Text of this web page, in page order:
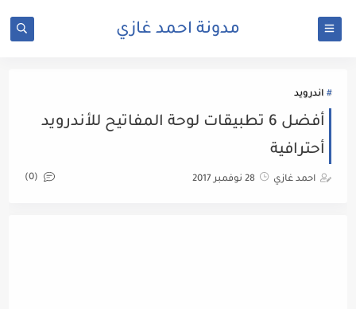
مدونة احمد غازي
اندرويد
أفضل 6 تطبيقات لوحة المفاتيح للأندرويد
أحترافية
احمد غازي 28 نوفمبر 2017 (0)